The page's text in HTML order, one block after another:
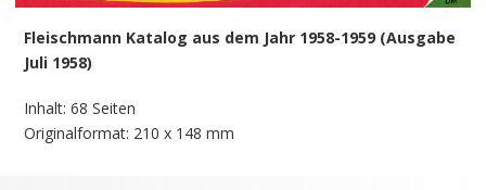
Fleischmann Katalog aus dem Jahr 1958-1959 (Ausgabe
Juli 1958)
Inhalt: 68 Seiten
Originalformat: 210 x 148 mm